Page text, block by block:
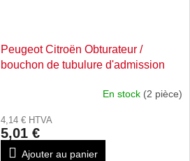
Peugeot Citroën Obturateur /
bouchon de tubulure d'admission
En stock (2 pièce)
4,14 € HTVA
5,01 €
Ajouter au panier